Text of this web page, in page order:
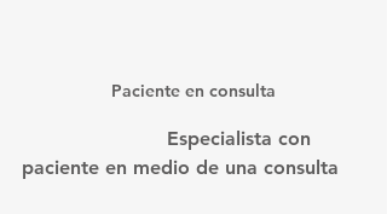
Paciente en consulta
paciente en medio de una consulta